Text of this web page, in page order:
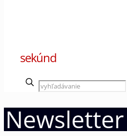
sekúnd
Newsletter